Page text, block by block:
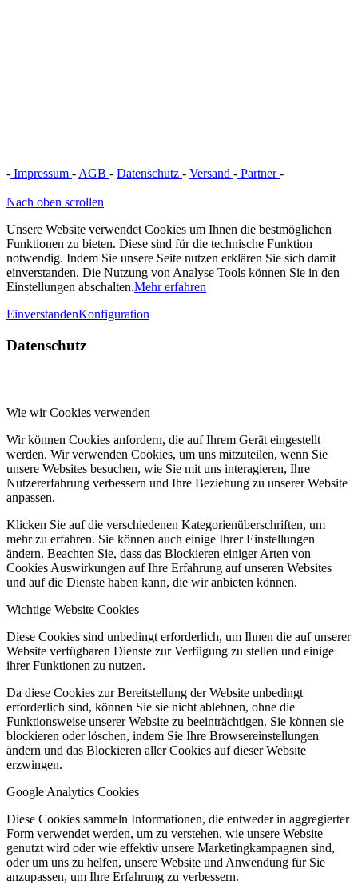
- Impressum - AGB - Datenschutz - Versand - Partner-
Nach oben scrollen
Unsere Website verwendet Cookies um Ihnen die bestmöglichen
Funktionen zu bieten. Diese sind für die technische Funktion
notwendig. Indem Sie unsere Seite nutzen erklären Sie sich damit
einverstanden. Die Nutzung von Analyse Tools können Sie in den
Einstellungen abschalten.Mehr erfahren
EinverstandenKonfiguration
Datenschutz
Wie wir Cookies verwenden
Wir können Cookies anfordern, die auf Ihrem Gerät eingestellt
werden. Wir verwenden Cookies, um uns mitzuteilen, wenn Sie
unsere Websites besuchen, wie Sie mit uns interagieren, Ihre
Nutzererfahrung verbessern und Ihre Beziehung zu unserer Website
anpassen.
Klicken Sie auf die verschiedenen Kategorienüberschriften, um
mehr zu erfahren. Sie können auch einige Ihrer Einstellungen
ändern. Beachten Sie, dass das Blockieren einiger Arten von
Cookies Auswirkungen auf Ihre Erfahrung auf unseren Websites
und auf die Dienste haben kann, die wir anbieten können.
Wichtige Website Cookies
Diese Cookies sind unbedingt erforderlich, um Ihnen die auf unserer
Website verfügbaren Dienste zur Verfügung zu stellen und einige
ihrer Funktionen zu nutzen.
Da diese Cookies zur Bereitstellung der Website unbedingt
erforderlich sind, können Sie sie nicht ablehnen, ohne die
Funktionsweise unserer Website zu beeinträchtigen. Sie können sie
blockieren oder löschen, indem Sie Ihre Browsereinstellungen
ändern und das Blockieren aller Cookies auf dieser Website
erzwingen.
Google Analytics Cookies
Diese Cookies sammeln Informationen, die entweder in aggregierter
Form verwendet werden, um zu verstehen, wie unsere Website
genutzt wird oder wie effektiv unsere Marketingkampagnen sind,
oder um uns zu helfen, unsere Website und Anwendung für Sie
anzupassen, um Ihre Erfahrung zu verbessern.